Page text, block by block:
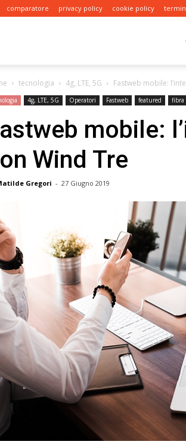
comparatore privacy policy cookie policy
tecnologia 4g, LTE, 5G Fastweb mobile:
4g, LTE, 5G Operatori Fastweb featured fibra
mobile:
Wind Tre
Gregori - 27 Giugno 2019